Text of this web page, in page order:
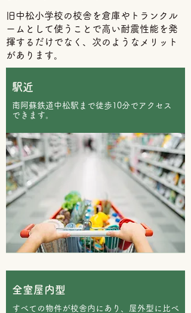
旧中松小学校の校舎を倉庫やトランクル
ームとして使うことで高い耐震性能を発
揮するだけでなく、次のようなメリット
があります。
駅近
南阿蘇鉄道中松駅まで徒歩10分でアクセス
できます。
全室屋内型
すべての物件が校舎内にあり、屋外型に比べ